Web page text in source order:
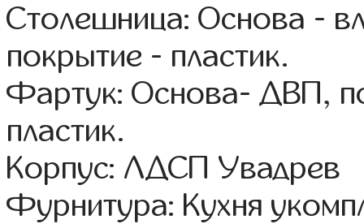
Столешница: Основа -
покрытие - пластик.
Фартук: Основа- ДВП,
пластик.
Корпус: ЛДСП Увадрев
Фурнитура: Кухня